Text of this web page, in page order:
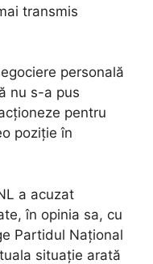
transmis
personală
nu s-a pus
pentru
poziție în
a acuzat
în opinia sa, cu
Partidul Național
situație arată